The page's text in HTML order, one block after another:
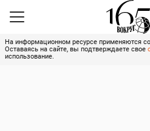
На информационном ресурсе применяются
Оставаясь на сайте, вы подтверждаете свое
использование.